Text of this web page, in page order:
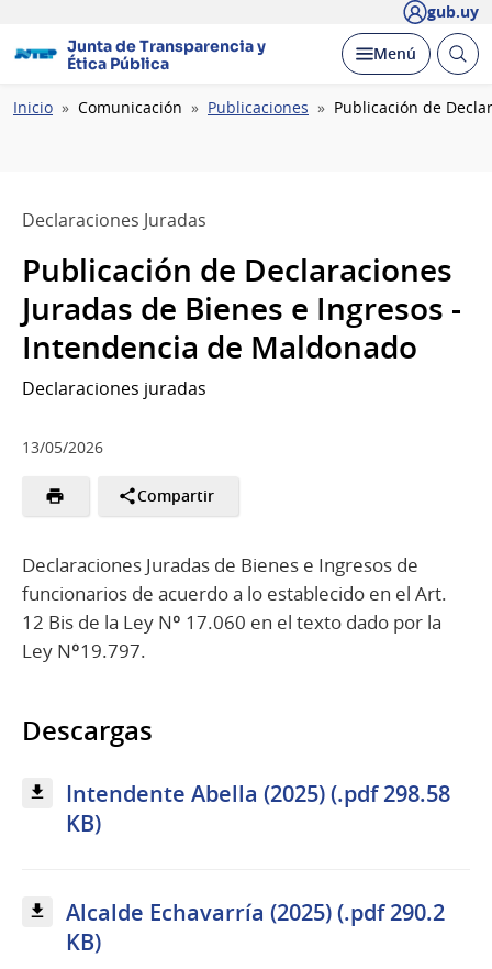
gub.uy
Junta de Transparencia y
Ética Pública
Desplegar
Menú Abrir
Ruta
Inicio Comunicación Publicaciones Publicación de
Declaraciones Juradas
Publicación de Declaraciones
Juradas de Bienes e Ingresos -
Intendencia de Maldonado
Declaraciones juradas
13/05/2026
Compartir
Declaraciones Juradas de Bienes e Ingresos de
funcionarios de acuerdo a lo establecido en el Art.
12 Bis de la Ley Nº 17.060 en el texto dado por la
Ley Nº19.797.
Descargas
Intendente Abella (2025) (.pdf 298.58
KB)
Alcalde Echavarría (2025) (.pdf 290.2
KB)